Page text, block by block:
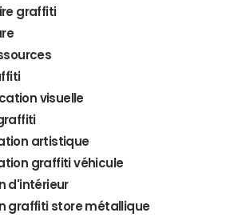
graffiti
visuelle
artistique
graffiti véhicule
d'intérieur
graffiti store métallique